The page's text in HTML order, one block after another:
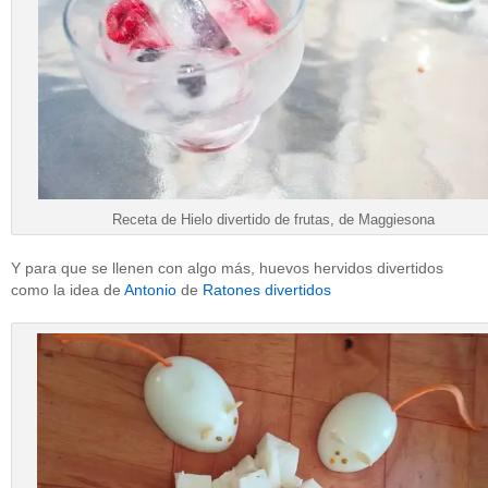
Receta de Hielo divertido de frutas, de Maggiesona
Y para que se llenen con algo más, huevos hervidos divertidos
como la idea de Antonio de Ratones divertidos